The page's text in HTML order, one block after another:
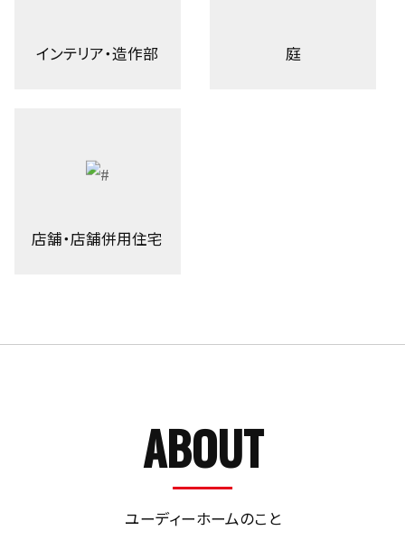
インテリア・造作部 庭
店舗・店舗併用住宅
ABOUT
ユーディーホームのこと